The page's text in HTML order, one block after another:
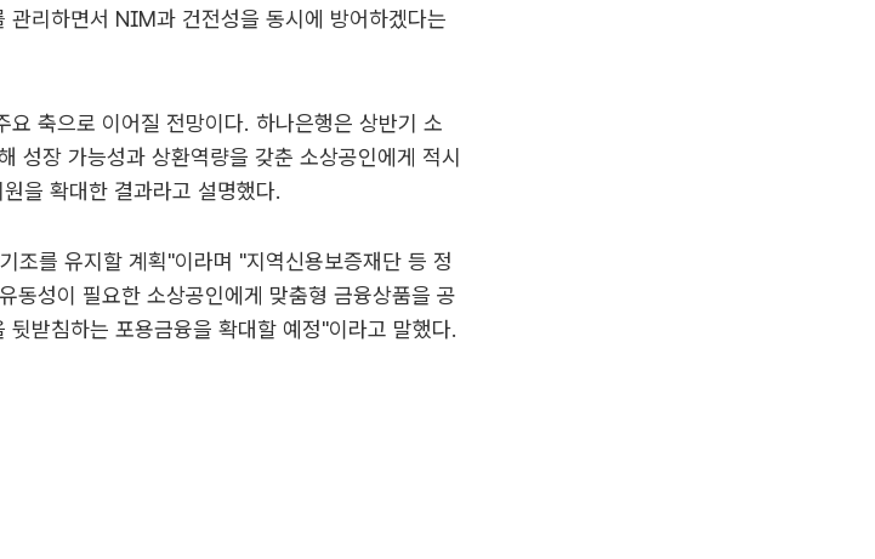
관리하면서 NIM과 건전성을 동시에 방어하겠다는
축으로 이어질 전망이다. 하나은행은 상반기 소
성장 가능성과 상환역량을 갖춘 소상공인에게 적시
을 확대한 결과라고 설명했다.
조를 유지할 계획"이라며 "지역신용보증재단 등 정
동성이 필요한 소상공인에게 맞춤형 금융상품을 공
받침하는 포용금융을 확대할 예정"이라고 말했다.